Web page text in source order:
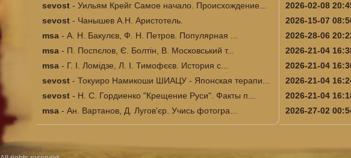
sevost -Уильям Крейг Самое начало. Происхождение...
sevost - Чанышев А.Н. Аристотель.
msa -А. Н. Бакулєв, Ф. Н. Петров. Популярная ...
msa - П. Поспєлов, Є. Болтін, В. Московський т...
msa - Г. І. Ломідзе, Л. І. Тимофєєв. История с...
sevost -Токуиро Намикоши ШИАЦУ - Японская терапи...
sevost - Н. С. Гордиенко "Крещение Руси". Факты п...
msa -Ан. Вартанов, Д. Лугов'єр. Учись фотогра...
2026-02-08
2026-15-07
2026-28-06
2026-21-04
2026-21-04
2026-21-04
2026-21-04
2026-27-02